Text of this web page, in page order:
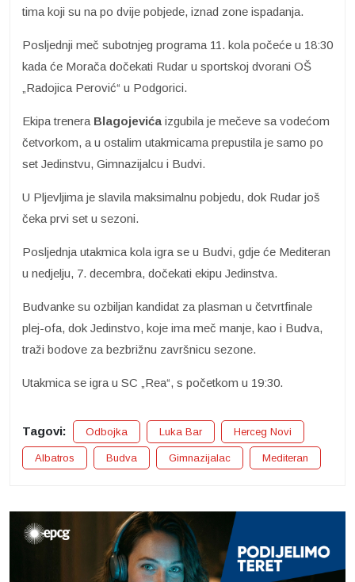
tima koji su na po dvije pobjede, iznad zone ispadanja.
Posljednji meč subotnjeg programa 11. kola počeće u 18:30
kada će Morača dočekati Rudar u sportskoj dvorani OŠ
„Radojica Perović“ u Podgorici.
Ekipa trenera Blagojevića izgubila je mečeve sa vodećom
četvorkom, a u ostalim utakmicama prepustila je samo po
set Jedinstvu, Gimnazijalcu i Budvi.
U Pljevljima je slavila maksimalnu pobjedu, dok Rudar još
čeka prvi set u sezoni.
Posljednja utakmica kola igra se u Budvi, gdje će Mediteran
u nedjelju, 7. decembra, dočekati ekipu Jedinstva.
Budvanke su ozbiljan kandidat za plasman u četvrtfinale
plej-ofa, dok Jedinstvo, koje ima meč manje, kao i Budva,
traži bodove za bezbrižnu završnicu sezone.
Utakmica se igra u SC „Rea“, s početkom u 19:30.
Tagovi: Odbojka Luka Bar Herceg Novi
Albatros Budva Gimnazijalac Mediteran